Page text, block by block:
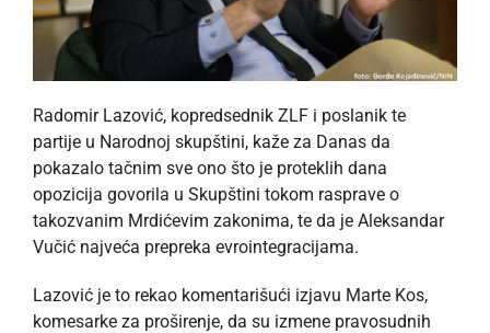
Radomir Lazović, kopredsednik ZLF i poslanik te
partije u Narodnoj skupštini, kaže za Danas da
pokazalo tačnim sve ono što je proteklih dana
opozicija govorila u Skupštini tokom rasprave o
takozvanim Mrdićevim zakonima, te da je Aleksandar
Vučić najveća prepreka evrointegracijama.
Lazović je to rekao komentarišući izjavu Marte Kos,
komesarke za proširenje, da su izmene pravosudnih